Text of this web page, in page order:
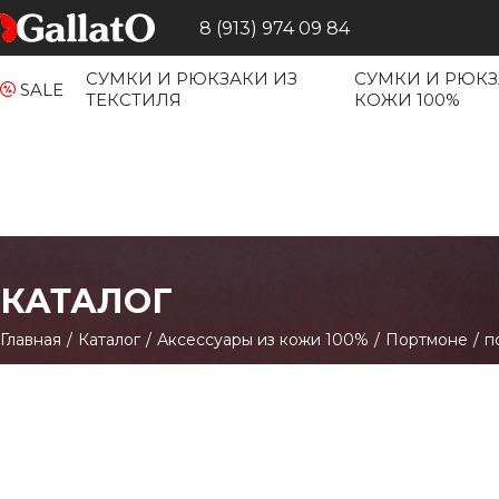
8 (913) 974 09 84
SALE
СУМКИ И РЮКЗАКИ ИЗ
ТЕКСТИЛЯ
СУМКИ И
КОЖИ 100%
КАТАЛОГ
Главная / Каталог / Аксессуары из кожи 100% / Портмоне /